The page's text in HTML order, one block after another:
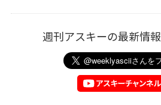
週刊アスキーの最新情